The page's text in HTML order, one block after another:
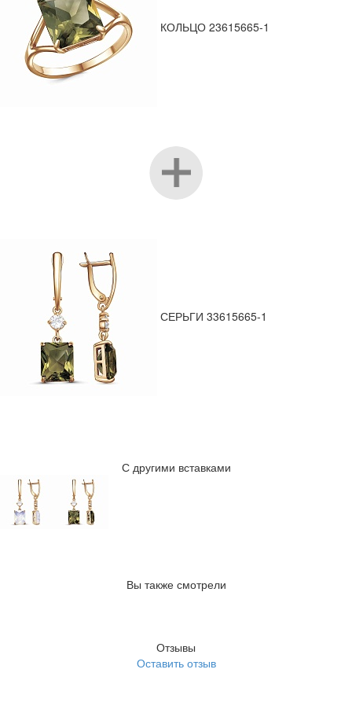
КОЛЬЦО 23615665-1
СЕРЬГИ 33615665-1
С другими вставками
Вы также смотрели
Отзывы
Оставить отзыв